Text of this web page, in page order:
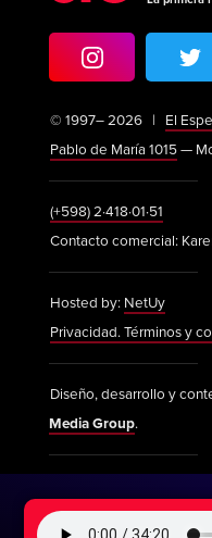
© 1997– 2026 | El
Pablo de María 1015—
(+598) 2·418·01·51
Contacto comercial:
Hosted by: NetUy
Privacidad. Términos y
Diseño, desarrollo y
Media Group.